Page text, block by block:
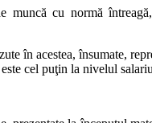
muncă cu normă
în acestea, însumate,
cel puţin la nivelul